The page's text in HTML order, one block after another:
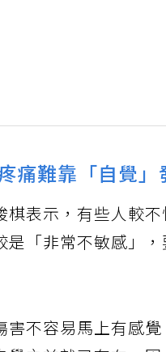
痛難靠「自覺」
表示，有些人較不
「非常不敏感」
不容易馬上有感